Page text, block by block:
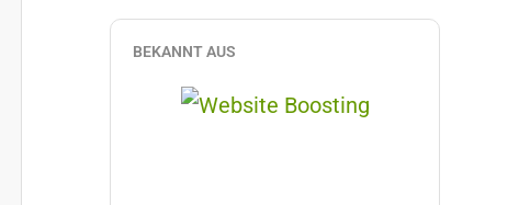
BEKANNT AUS